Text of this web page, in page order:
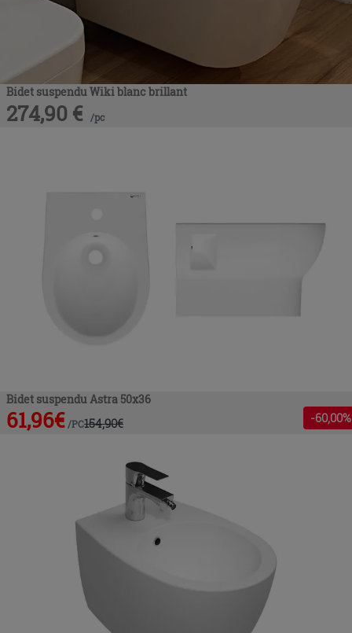
Bidet suspendu Wiki blanc brillant
274,90 € /pc
Bidet suspendu Astra 50x36
61,96€ /PC154,90€ -60,00%